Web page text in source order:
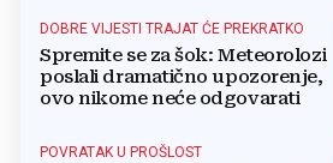
DOBRE VIJESTI TRAJAT ĆE PREKRATKO
Spremite se za šok: Meteorolozi
poslali dramatično upozorenje,
ovo nikome neće odgovarati
POVRATAK U PROŠLOST